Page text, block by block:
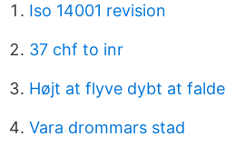
Iso 14001 revision
37 chf to inr
Højt at flyve dybt at falde
Vara drommars stad